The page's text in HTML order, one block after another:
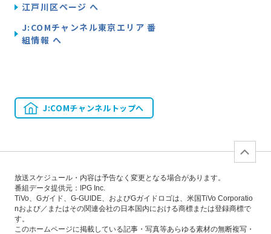
江戸川区ページ へ
J:COMチャンネル東京エリア 番
組情報 へ
J:COMチャンネルトップへ
放送スケジュール・内容は予告なく変更となる場合があります。
番組データ提供元：IPG Inc.
TiVo、Gガイド、G-GUIDE、およびGガイドロゴは、米国TiVo Corporatio
nおよび／またはその関連会社の日本国内における商標または登録商標で
す。
このホームページに掲載している記事・写真等あらゆる素材の無断複写・